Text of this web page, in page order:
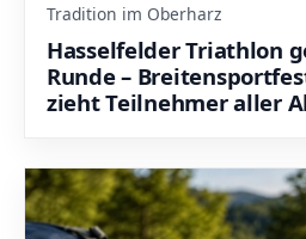
Tradition im Oberharz
Hasselfelder Triathlon
Runde –
zieht Teilnehmer aller